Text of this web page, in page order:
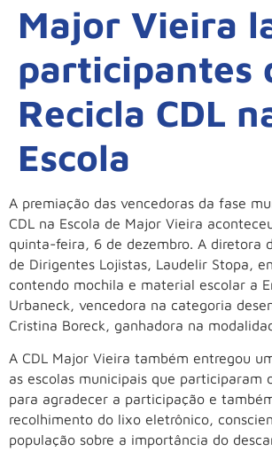
Major Vieira
participantes
Recicla CDL
Escola
A premiação das vencedoras da fase
CDL na Escola de Major Vieira
quinta-feira, 6 de dezembro. A diretora
de Dirigentes Lojistas, Laudelir Stopa,
contendo mochila e material escolar a
Urbaneck, vencedora na categoria
Cristina Boreck, ganhadora na
A CDL Major Vieira também entregou
as escolas municipais que participaram
para agradecer a participação e
recolhimento do lixo eletrônico,
população sobre a importância do